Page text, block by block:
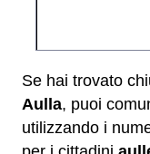
Se hai trovato
Aulla, puoi
utilizzando i